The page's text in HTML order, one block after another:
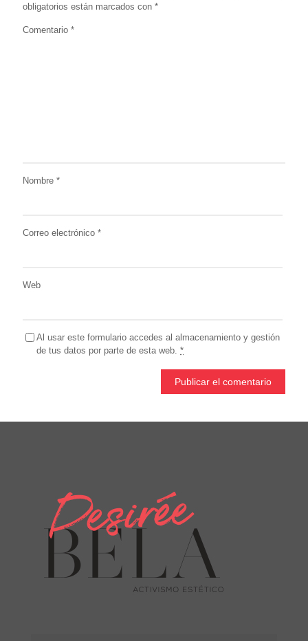
obligatorios están marcados con *
Comentario *
Nombre *
Correo electrónico *
Web
Al usar este formulario accedes al almacenamiento y gestión
de tus datos por parte de esta web. *